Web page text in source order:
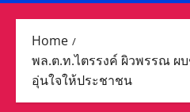
Home
พล.ต.ท.ไตรรงค์ ผิวพรรณ ผ
อุ่นใจให้ประชาชน